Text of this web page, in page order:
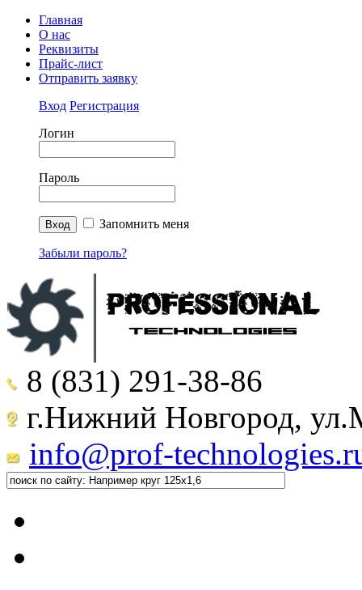
Главная
О нас
Реквизиты
Прайс-лист
Отправить заявку
Вход Регистрация
Логин
Пароль
Запомнить меня
Забыли пароль?
8 (831) 291-38-86
г.Нижний Новгород,
info@prof-